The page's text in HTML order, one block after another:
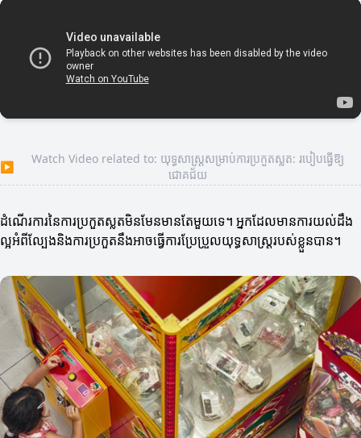
▶
Watch Video related to: យុទ្ធសាស្ត្រសម្រាប់ការប្រកួតស្លត: របៀបធ្វើឱ្យ
ជោគជ័យ
ដំណើរការនៃការប្រកួតស្លតមិនមែនមានតែមួយទេ។ អ្នកដែលមានការយល់ដឹង
ល្អអំពីល្បែងនិងការប្រកួតនឹងអាចធ្វើការប្រែប្រួលយុទ្ធសាស្ត្ររបស់ខ្លួនបាន។